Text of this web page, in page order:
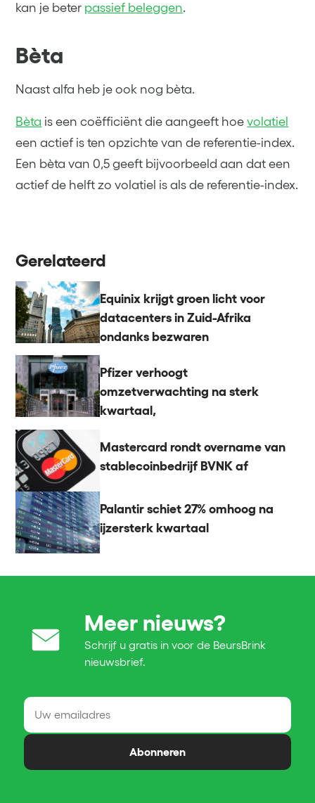
kan je beter passief beleggen.
Bèta
Naast alfa heb je ook nog bèta.
Bèta is een coëfficiënt die aangeeft hoevolatiel
een actief is ten opzichte van de referentie-index.
Een bèta van 0,5 geeft bijvoorbeeld aan dat een
actief de helft zo volatiel is als de referentie-index.
Gerelateerd
Equinix krijgt groen licht voor
datacenters in Zuid-Afrika
ondanks bezwaren
Pfizer verhoogt
omzetverwachting na sterk
kwartaal,
Mastercard rondt overname van
stablecoinbedrijf BVNK af
Palantir schiet 27% omhoog na
ijzersterk kwartaal
Meer nieuws?
Schrijf u gratis in voor de BeursBrink
nieuwsbrief.
Abonneren